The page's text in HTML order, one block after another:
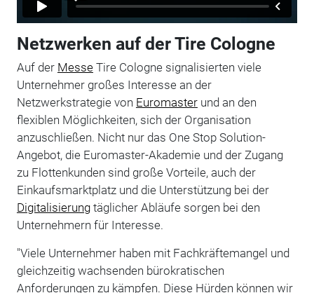
Netzwerken auf der Tire Cologne
Auf der MesseTire Cologne signalisierten viele
Unternehmer großes Interesse an der
Netzwerkstrategie von Euromasterund an den
flexiblen Möglichkeiten, sich der Organisation
anzuschließen. Nicht nur das One Stop Solution-
Angebot, die Euromaster-Akademie und der Zugang
zu Flottenkunden sind große Vorteile, auch der
Einkaufsmarktplatz und die Unterstützung bei der
Digitalisierungtäglicher Abläufe sorgen bei den
Unternehmern für Interesse.
"Viele Unternehmer haben mit Fachkräftemangel und
gleichzeitig wachsenden bürokratischen
Anforderungen zu kämpfen. Diese Hürden können wir